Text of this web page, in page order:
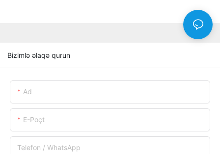
Bizimlə əlaqə qurun
Ad
E-Poçt
Telefon / WhatsApp